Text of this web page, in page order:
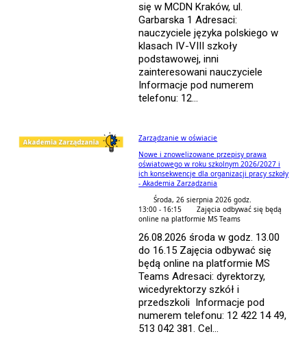
się w MCDN Kraków, ul.
Garbarska 1 Adresaci:
nauczyciele języka polskiego w
klasach IV-VIII szkoły
podstawowej, inni
zainteresowani nauczyciele
Informacje pod numerem
telefonu: 12...
Zarządzanie w oświacie
Nowe i znowelizowane przepisy prawa
oświatowego w roku szkolnym 2026/2027 i
ich konsekwencje dla organizacji pracy szkoły
- Akademia Zarządzania
Środa, 26 sierpnia 2026 godz.
13:00 - 16:15
Zajęcia odbywać się będą
online na platformie MS Teams
26.08.2026 środa w godz. 13.00
do 16.15 Zajęcia odbywać się
będą online na platformie MS
Teams Adresaci: dyrektorzy,
wicedyrektorzy szkół i
przedszkoli Informacje pod
numerem telefonu: 12 422 14 49,
513 042 381. Cel...